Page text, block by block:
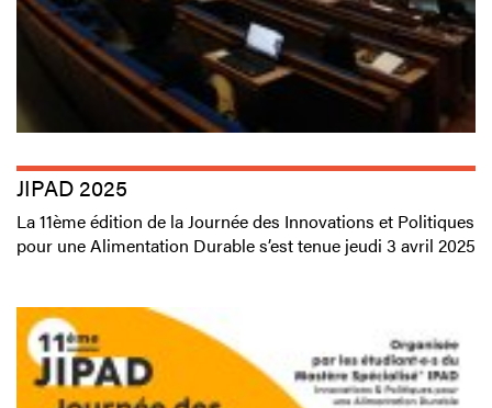
JIPAD 2025
La 11ème édition de la Journée des Innovations et Politiques
pour une Alimentation Durable s’est tenue jeudi 3 avril 2025